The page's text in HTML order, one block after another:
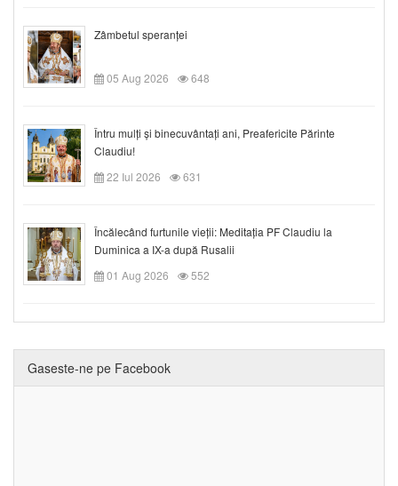
Zâmbetul speranței
05 Aug 2026 648
Întru mulți și binecuvântați ani, Preafericite Părinte
Claudiu!
22 Iul 2026
631
Încălecând furtunile vieții: Meditația PF Claudiu la
Duminica a IX-a după Rusalii
01 Aug 2026
552
Gaseste-ne pe Facebook